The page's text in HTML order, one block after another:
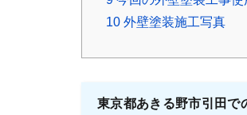
10 外壁塗装施工写真
東京都あきる野市引田で